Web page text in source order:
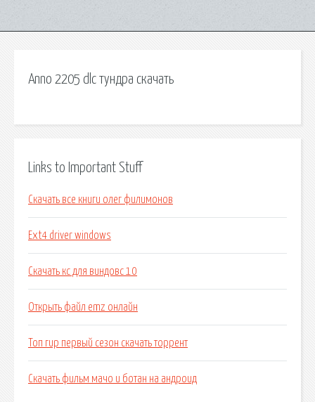
Anno 2205 dlc тундра скачать
Links to Important Stuff
Скачать все книги олег филимонов
Ext4 driver windows
Скачать кс для виндовс 10
Открыть файл emz онлайн
Топ гир первый сезон скачать торрент
Скачать фильм мачо и ботан на андроид